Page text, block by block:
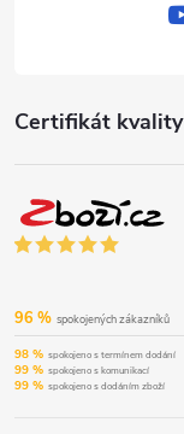
Certifikát kvality
96 % spokojených zákazníků
98 % spokojeno s termínem dodání
99 % spokojeno s komunikací
99 % spokojeno s dodáním zboží